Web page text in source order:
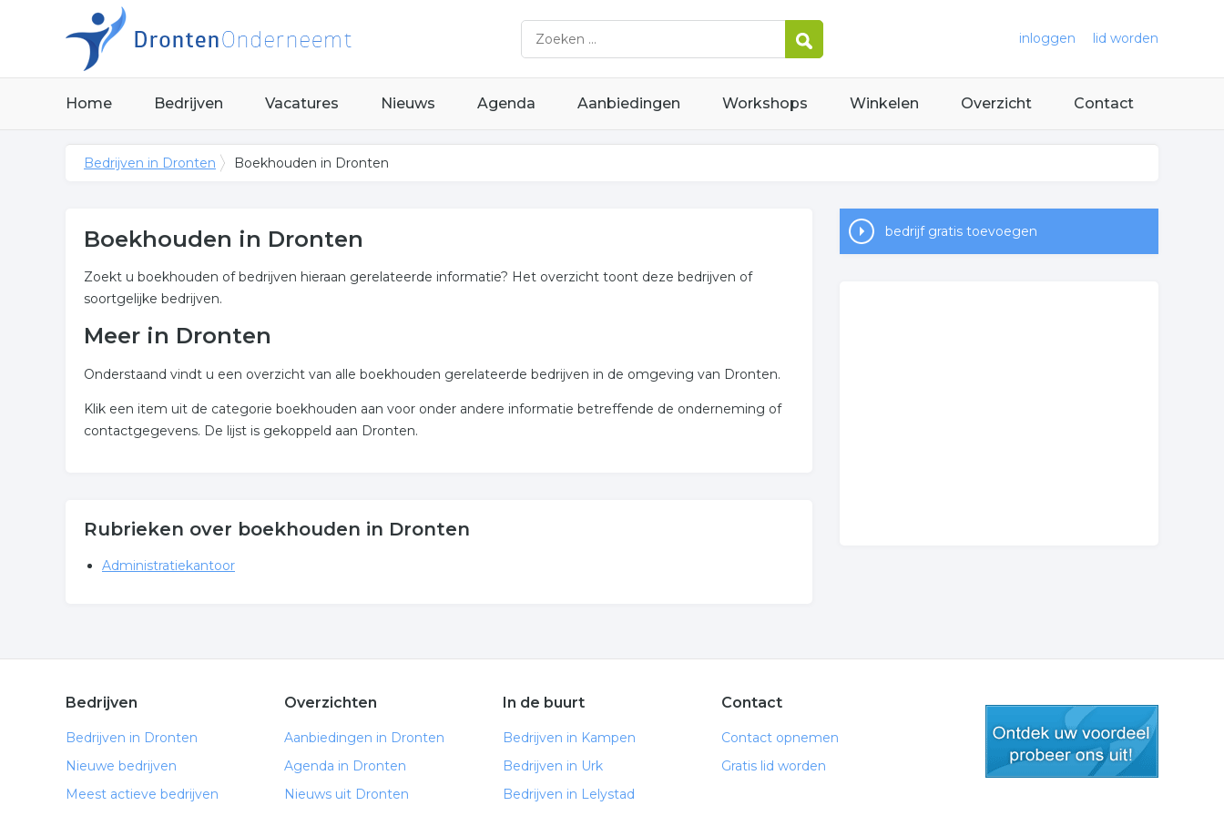
inloggen lid worden
Home Bedrijven Vacatures Nieuws Agenda Aanbiedingen Workshops Winkelen Overzicht Contact
Bedrijven in Dronten Boekhouden in Dronten
Boekhouden in Dronten
Zoekt u boekhouden of bedrijven hieraan gerelateerde informatie? Het overzicht toont deze bedrijven of
soortgelijke bedrijven.
Meer in Dronten
Onderstaand vindt u een overzicht van alle boekhouden gerelateerde bedrijven in de omgeving van Dronten.
Klik een item uit de categorie boekhouden aan voor onder andere informatie betreffende de onderneming of
contactgegevens. De lijst is gekoppeld aan Dronten.
Rubrieken over boekhouden in Dronten
Administratiekantoor
bedrijf gratis toevoegen
Bedrijven
Bedrijven in Dronten
Nieuwe bedrijven
Meest actieve bedrijven
Overzichten
Aanbiedingen in Dronten
Agenda in Dronten
Nieuws uit Dronten
In de buurt
Bedrijven in Kampen
Bedrijven in Urk
Bedrijven in Lelystad
Contact
Contact opnemen
Gratis lid worden